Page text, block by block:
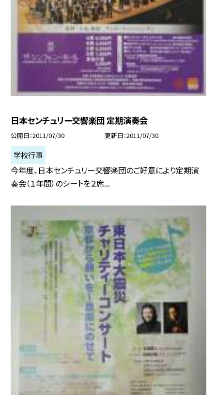
日本センチュリー交響楽団 定期演奏会
公開日 2011/07/30 更新日 2011/07/30
学校行事
今年度、日本センチュリー交響楽団のご好意により定期演
奏会（１年間）のシートを２席...